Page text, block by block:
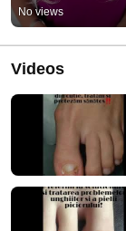
No views
Videos